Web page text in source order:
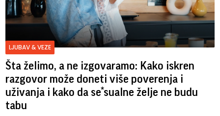
LJUBAV & VEZE
Šta želimo, a ne izgovaramo: Kako iskren
razgovor može doneti više poverenja i
uživanja i kako da se*sualne želje ne budu
tabu